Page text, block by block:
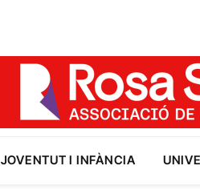
JOVENTUT I INFÀNCIA